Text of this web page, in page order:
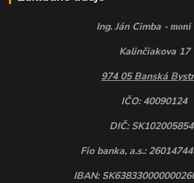
Ing. Ján Cimba - moni
Kalinčiakova 17
974 05 Banská
IČO: 40090124
DIČ:
Fio banka, a.s.:
IBAN: